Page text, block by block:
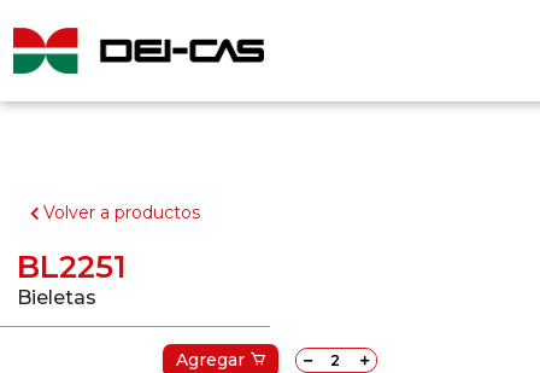
Volver a productos
BL2251
Bieletas
Agregar